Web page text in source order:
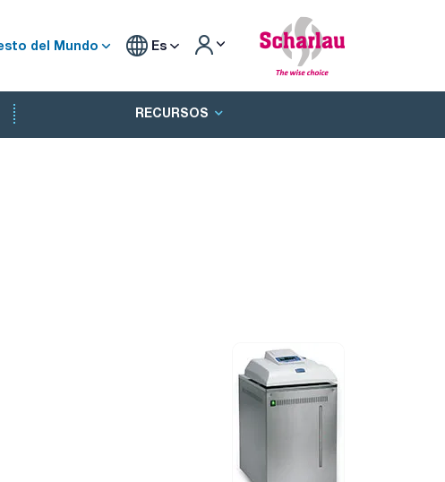
del Mundo Es
RECURSOS